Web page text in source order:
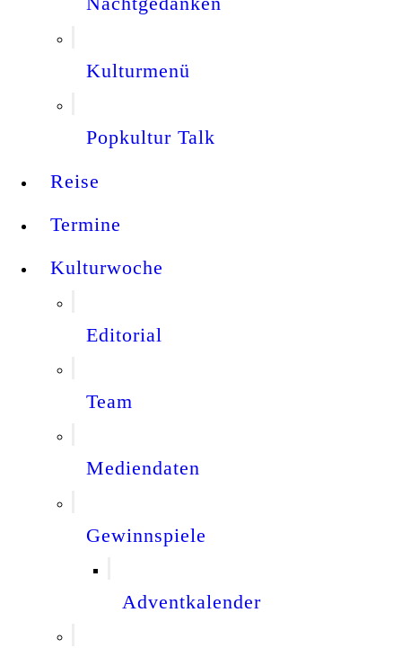
Kulturmenü
Popkultur Talk
Reise
Termine
Kulturwoche
Editorial
Team
Mediendaten
Gewinnspiele
Adventkalender